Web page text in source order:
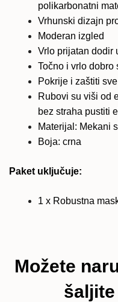
polikarbonatni
Vrhunski dizajn
Moderan izgled
Vrlo prijatan dodir
Točno i vrlo dobro
Pokrije i zaštiti
Rubovi su viši od
bez straha pustiti
Materijal: Mekani
Boja: crna
Paket uključuje:
1 x Robustna
Možete